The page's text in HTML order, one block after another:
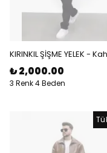
KIRINKIL ŞİŞME YELEK -
₺ 2,000.00
3 Renk 4 Beden